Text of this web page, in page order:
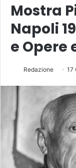
Mostra
Napoli
e Opere
Redazione 17